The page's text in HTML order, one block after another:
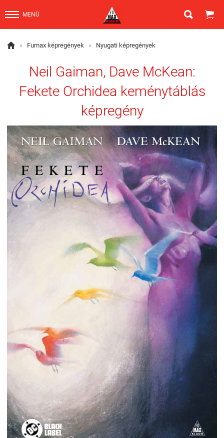
MENÜ  
 » Fumax képregények » Nyugati képregények
Neil Gaiman, Dave McKean:
Fekete Orchidea keménytáblás
képregény